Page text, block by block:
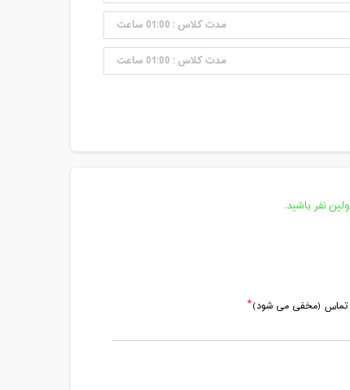
مدت کلاس : 01:00 ساعت
مدت کلاس : 01:00 ساعت
نفر باشید.
تماس (مخفی می شود)